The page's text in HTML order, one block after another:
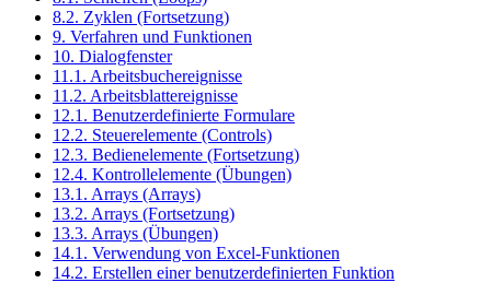
8.2. Zyklen (Fortsetzung)
9. Verfahren und Funktionen
10. Dialogfenster
11.1. Arbeitsbuchereignisse
11.2. Arbeitsblattereignisse
12.1. Benutzerdefinierte Formulare
12.2. Steuerelemente (Controls)
12.3. Bedienelemente (Fortsetzung)
12.4. Kontrollelemente (Übungen)
13.1. Arrays (Arrays)
13.2. Arrays (Fortsetzung)
13.3. Arrays (Übungen)
14.1. Verwendung von Excel-Funktionen
14.2. Erstellen einer benutzerdefinierten Funktion